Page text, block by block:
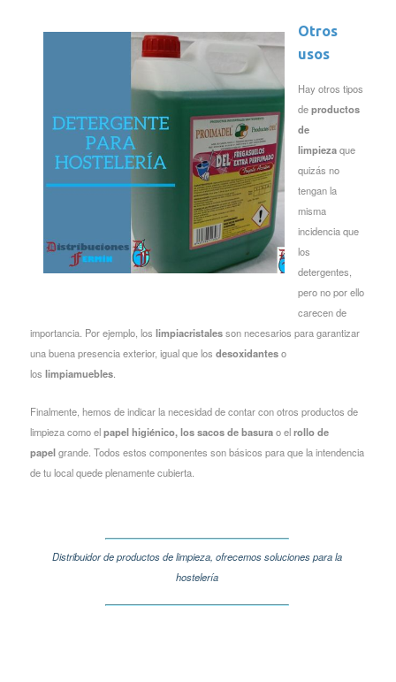
Otros
usos
Hay otros tipos
deproductos
de
limpiezaque
quizás no
tengan la
misma
incidencia que
los
detergentes,
pero no por ello
carecen de
importancia. Por ejemplo, los limpiacristalesson necesarios para garantizar
una buena presencia exterior, igual que los desoxidanteso
los limpiamuebles.
Finalmente, hemos de indicar la necesidad de contar con otros productos de
limpieza como elpapel higiénico, los sacos de basurao elrollo de
papelgrande. Todos estos componentes son básicos para que la intendencia
de tu local quede plenamente cubierta.
Distribuidor de productos de limpieza, ofrecemos soluciones para la
hostelería